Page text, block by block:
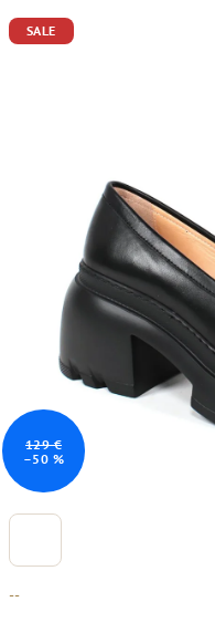
--
SALE
129 €
–50 %